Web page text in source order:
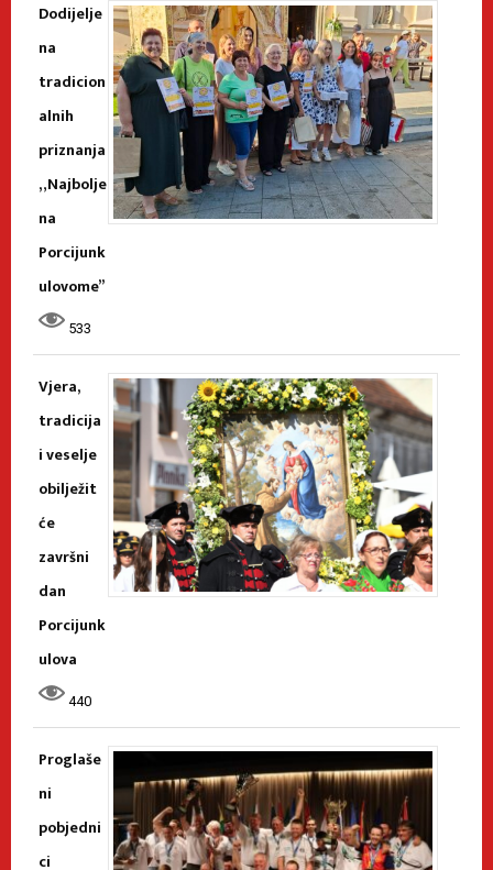
Dodijelje
na
tradicion
alnih
priznanja
„Najbolje
na
Porcijunk
ulovome”
533
Vjera,
tradicija
i veselje
obilježit
će
završni
dan
Porcijunk
ulova
440
Proglaše
ni
pobjedni
ci